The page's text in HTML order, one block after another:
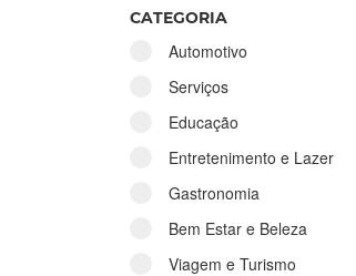
CATEGORIA
Automotivo
Serviços
Educação
Entretenimento e Lazer
Gastronomia
Bem Estar e Beleza
Viagem e Turismo